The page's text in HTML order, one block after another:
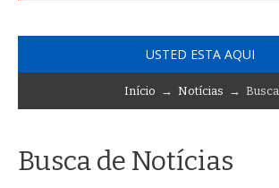
USTED ESTA AQUI
Início → Notícias → Busca
Busca de Notícias